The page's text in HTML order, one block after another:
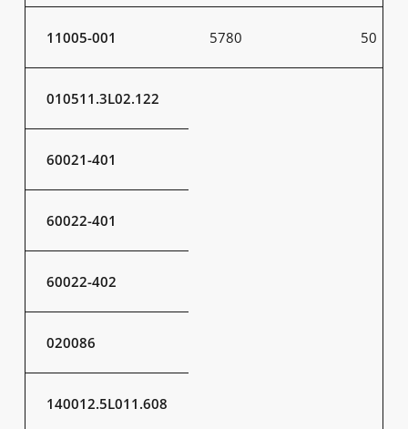
11005-001 5780 50
010511.3L02.122
60021-401
60022-401
60022-402
020086
140012.5L011.608